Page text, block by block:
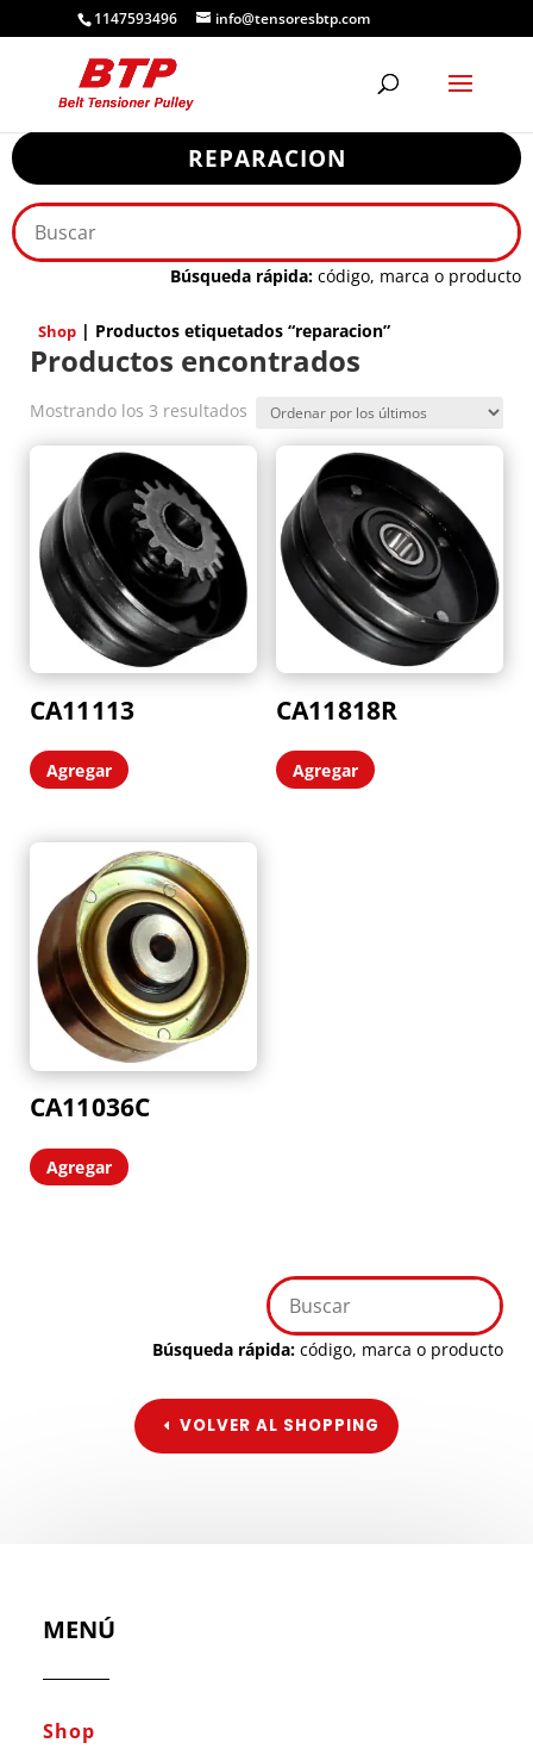
1147593496 info@tensoresbtp.com
REPARACION
Búsqueda rápida: código, marca o producto
Shop | Productos etiquetados “reparacion”
Productos encontrados
Mostrando los 3 resultados Ordenado
últimos
CA11113
Agregar
CA11818R
Agregar
CA11036C
Agregar
Búsqueda rápida: código, marca o producto
VOLVER AL SHOPPING
MENÚ
Shop